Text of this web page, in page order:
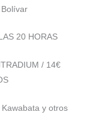
20 HORAS
/ 14€
y otros